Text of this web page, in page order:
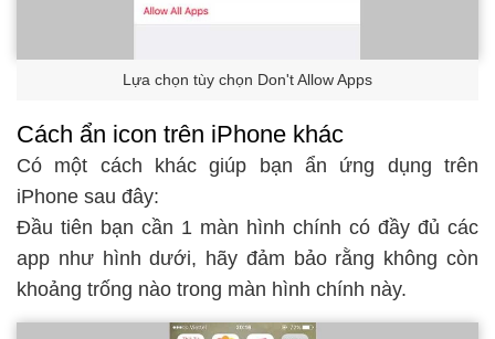
Lựa chọn tùy chọn Don't Allow Apps
Cách ẩn icon trên iPhone khác
Có một cách khác giúp bạn ẩn ứng dụng trên
iPhone sau đây:
Đầu tiên bạn cần 1 màn hình chính có đầy đủ các
app như hình dưới, hãy đảm bảo rằng không còn
khoảng trống nào trong màn hình chính này.